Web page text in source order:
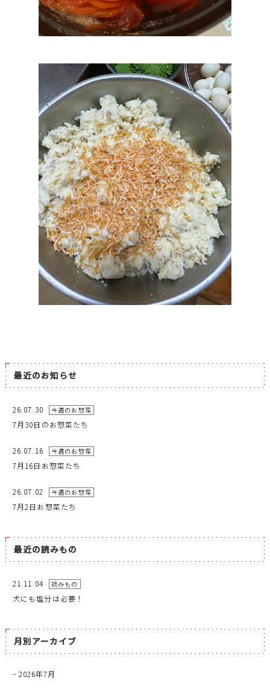
最近のお知らせ
26.07.30 今週のお惣菜
7月30日のお惣菜たち
26.07.16 今週のお惣菜
7月16日お惣菜たち
26.07.02 今週のお惣菜
7月2日お惣菜たち
最近の読みもの
21.11.04 読みもの
犬にも塩分は必要！
月別アーカイブ
2026年7月